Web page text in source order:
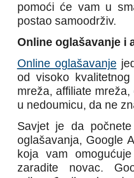
pomoći će vam u
postao samoodrživ.
Online oglašavanje i
Online oglašavanje
od visoko
mreža, affiliate
u nedoumicu, da ne
Savjet je da
oglašavanja, Google
koja vam
zaradite novac.